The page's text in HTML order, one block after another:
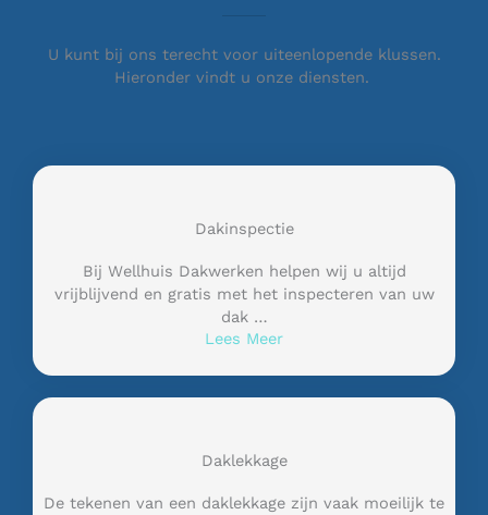
U kunt bij ons terecht voor uiteenlopende klussen.
Hieronder vindt u onze diensten.
Dakinspectie
Bij Wellhuis Dakwerken helpen wij u altijd
vrijblijvend en gratis met het inspecteren van uw
dak …
Lees Meer
Daklekkage
De tekenen van een daklekkage zijn vaak moeilijk te